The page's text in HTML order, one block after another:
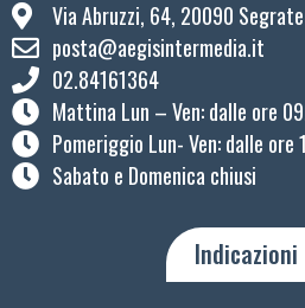
Via Abruzzi, 64, 20090
posta@aegisintermedia.it
02.84161364
Mattina Lun – Ven: ​dalle ore
Pomeriggio Lun- Ven: dalle ore
Sabato e Domenica chiusi
Indicazioni